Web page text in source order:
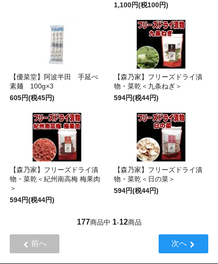
1,100円(税100円)
【優菜堂】阿波半田 手延べ
素麺 100g×3
605円(税45円)
【森乃家】フリーズドライ漬
物・菜乾＜九条ねぎ＞
594円(税44円)
【森乃家】フリーズドライ漬
物・菜乾＜紀州南高梅 梅果肉
＞
594円(税44円)
【森乃家】フリーズドライ漬
物・菜乾＜日の菜＞
594円(税44円)
177商品中 1-12商品
前へ 次へ